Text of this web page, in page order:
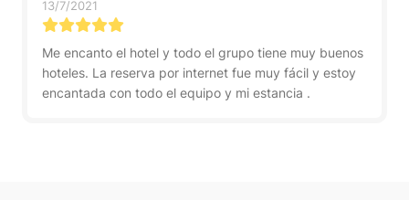
13/7/2021
Me encanto el hotel y todo el grupo tiene muy buenos
hoteles. La reserva por internet fue muy fácil y estoy
encantada con todo el equipo y mi estancia .